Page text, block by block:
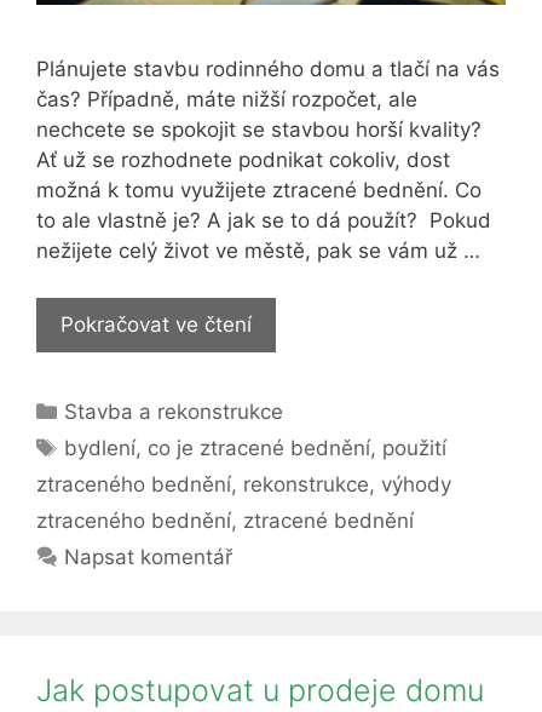
Plánujete stavbu rodinného domu a tlačí na vás
čas? Případně, máte nižší rozpočet, ale
nechcete se spokojit se stavbou horší kvality?
Ať už se rozhodnete podnikat cokoliv, dost
možná k tomu využijete ztracené bednění. Co
to ale vlastně je? A jak se to dá použít? Pokud
nežijete celý život ve městě, pak se vám už …
Pokračovat ve čteníCo
je
ztracené
bednění
a
ho
Rubriky
Stavba a rekonstrukce
Štítky
bydlení, co je ztracené bednění, použití
ztraceného bednění, rekonstrukce, výhody
ztraceného bednění, ztracené bednění
Napsat komentář
Jak postupovat u prodeje domu